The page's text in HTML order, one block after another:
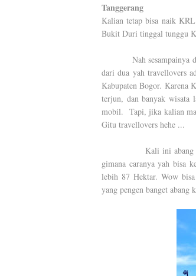
Tanggerang
Kalian tetap bisa naik
Bukit Duri tinggal tunggu
Nah sesampainya di
dari dua yah travellovers
Kabupaten Bogor. Karena
terjun, dan banyak wisata
mobil. Tapi, jika kalian
Gitu travellovers hehe ...
Kali ini abang mau
gimana caranya yah bisa
lebih 87 Hektar. Wow
yang pengen banget